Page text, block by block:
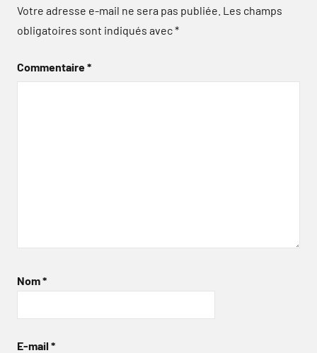
Votre adresse e-mail ne sera pas publiée. Les champs
obligatoires sont indiqués avec*
Commentaire*
Nom*
E-mail *